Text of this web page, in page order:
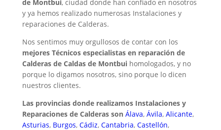
de Montbui, ciudad donde han confiado en nosotros
y ya hemos realizado numerosas Instalaciones y
reparaciones de Calderas.
Nos sentimos muy orgullosos de contar con los
mejores Técnicos especialistas en reparación de
Calderas de Caldas de Montbuihomologados, y no
porque lo digamos nosotros, sino porque lo dicen
nuestros clientes.
Las provincias donde realizamos Instalaciones y
Reparaciones de Calderas son Álava, Ávila, Alicante,
Asturias, Burgos, Cádiz, Cantabria, Castellón,